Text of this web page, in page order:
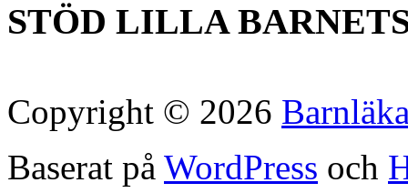
STÖD LILLA
Copyright © 2026
Baserat på WordPress och